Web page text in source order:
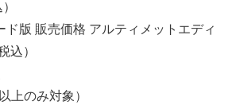
販売価格 アルティメットエディ
込）
上のみ対象）